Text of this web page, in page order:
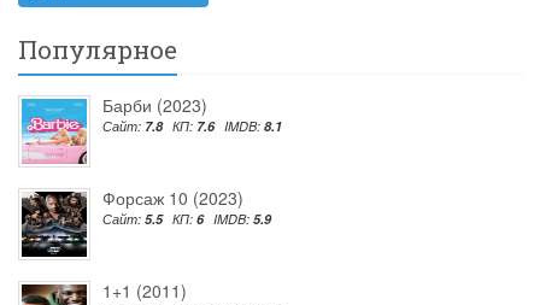
Популярное
Барби (2023)
Сайт: 7.8 КП: 7.6 IMDB: 8.1
Форсаж 10 (2023)
Сайт: 5.5 КП: 6 IMDB: 5.9
1+1 (2011)